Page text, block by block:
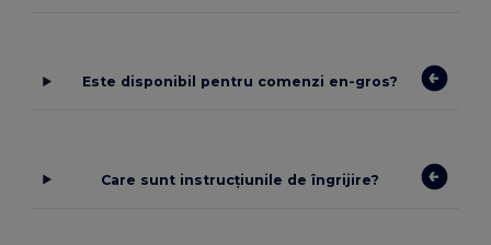
Este disponibil pentru comenzi en-gros?
Care sunt instrucțiunile de îngrijire?